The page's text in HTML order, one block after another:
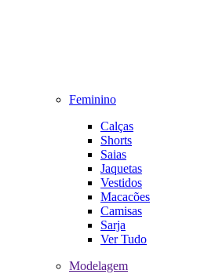
Feminino
Calças
Shorts
Saias
Jaquetas
Vestidos
Macacões
Camisas
Sarja
Ver Tudo
Modelagem